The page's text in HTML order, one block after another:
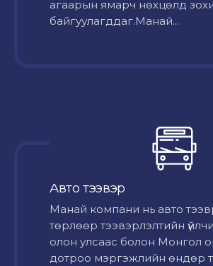
агаарын ямарч нөхцөлд
байгуулагддаг.Манай...
Авто тээвэр
Mанай компани нь авто
төрлөөр тээвэрлэлтийн
олон улсаас болон Монгол
дотроо мэргэжлийн өндөр